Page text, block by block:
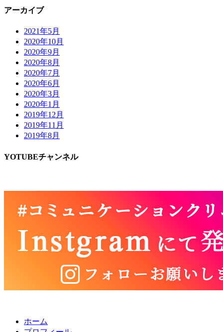
アーカイブ
2021年5月
2020年10月
2020年9月
2020年8月
2020年7月
2020年6月
2020年3月
2020年1月
2019年12月
2019年11月
2019年8月
YOTUBEチャンネル
ホーム